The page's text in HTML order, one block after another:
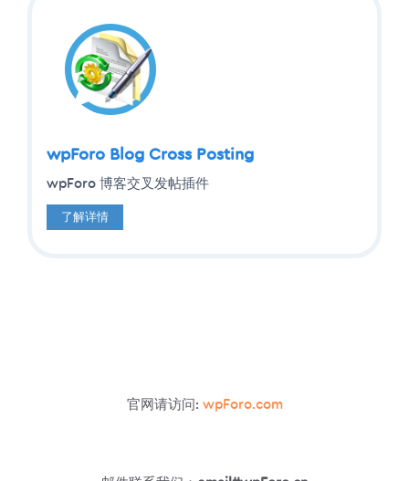
wpForo Blog Cross Posting
wpForo 博客交叉发帖插件
了解详情
官网请访问: wpForo.com